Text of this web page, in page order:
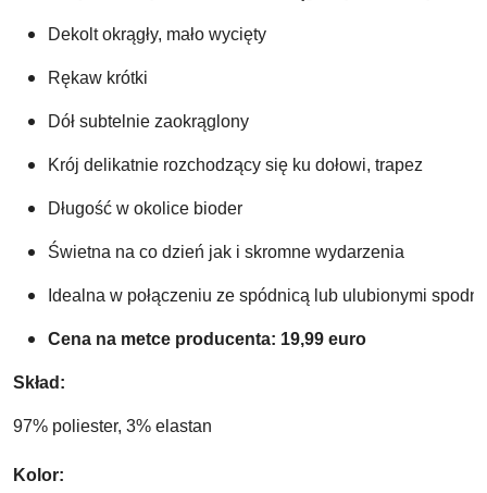
Dekolt okrągły, mało wycięty
Rękaw krótki
Dół subtelnie zaokrąglony
Krój delikatnie rozchodzący się ku dołowi, trapez
Długość w okolice bioder
Świetna na co dzień jak i skromne wydarzenia
Idealna w połączeniu ze spódnicą lub ulubionymi
Cena na metce producenta: 19,99 euro
Skład:
97% poliester, 3% elastan
Kolor: